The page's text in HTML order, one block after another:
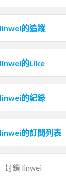
linwei的追蹤
linwei的Like
linwei的紀錄
linwei的訂閱列表
封鎖 linwei